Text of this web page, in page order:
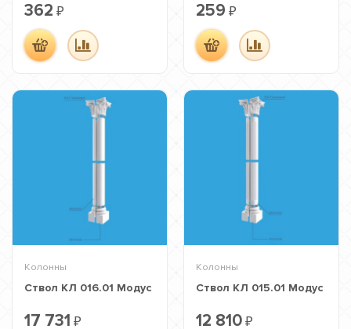
362 ₽ 259 ₽
Колонны
Ствол КЛ 016.01 Модус
17 731 ₽
Колонны
Ствол КЛ 015.01 Модус
12 810 ₽